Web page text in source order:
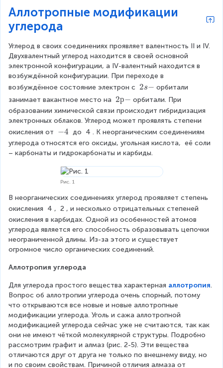
Аллотропные модификации
углерода
Углерод в своих соединениях проявляет валентность II и IV.
Двухвалентный углерод находится в своей основной
электронной конфигурации, а IV-валентный находится в
возбуждённой конфигурации. При переходе в
возбуждённое состояние электрон с 2
s
2s− орбитали
занимает вакантное место на 2
р
-
2р− орбитали. При
образовании химической связи происходит гибридизация
электронных облаков. Углерод может проявлять степени
окисления от -
4
−4 до 4 . К неорганическим соединениям
углерода относятся его оксиды, угольная кислота,  её соли
– карбонаты и гидрокарбонаты и карбиды.
Рис. 1
В неорганических соединениях углерод проявляет степень
окисления 4 , 2 , и несколько отрицательных степеней
окисления в карбидах. Одной из особенностей атомов
углерода является его способность образовывать цепочки
неограниченной длины. Из-за этого и существует
огромное число органических соединений.
Аллотропия углерода
Для углерода простого вещества характерная аллотропия.
Вопрос об аллотропии углерода очень спорный, потому
что открываются все новые и новые аллотропные
модификации углерода. Уголь и сажа аллотропной
модификацией углерода сейчас уже не считаются, так как
они не имеют чёткой молекулярной структуры. Подробно
рассмотрим графит и алмаз (рис. 2-5). Эти вещества
отличаются друг от друга не только по внешнему виду, но
и по своим свойствам. Причиной отличия алмаза от